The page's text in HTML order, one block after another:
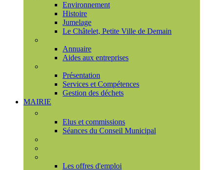
Environnement
Histoire
Jumelage
Le Châtelet, Petite Ville de Demain
Annuaire
Aides aux entreprises
Présentation
Services et Compétences
Gestion des déchets
MAIRIE
Elus et commissions
Séances du Conseil Municipal
Les offres d'emploi